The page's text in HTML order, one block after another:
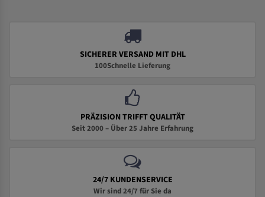
SICHERER VERSAND MIT DHL
100Schnelle Lieferung
PRÄZISION TRIFFT QUALITÄT
Seit 2000 – Über 25 Jahre Erfahrung
24/7 KUNDENSERVICE
Wir sind 24/7 für Sie da